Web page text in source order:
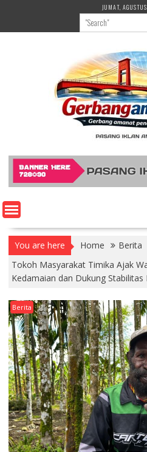
content
JUMAT,
You are here Home
Berita
Tokoh Masyarakat Timika Ajak
Kedamaian dan Dukung Stabilitas
Berita